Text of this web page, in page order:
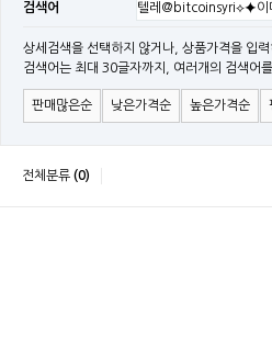
[공지]12W~300W Medical
[공지][민웰] [민웰] 인버터 "정현파 / 유
[공지][민웰] LED 방수형 (CLG / CEN /
검색어
상세검색을 선택하지 않거나, 상품가격을 입
검색어는 최대 30글자까지, 여러개의 검색어
판매많은순 낮은가격순 높은가격순
전체분류 (0)